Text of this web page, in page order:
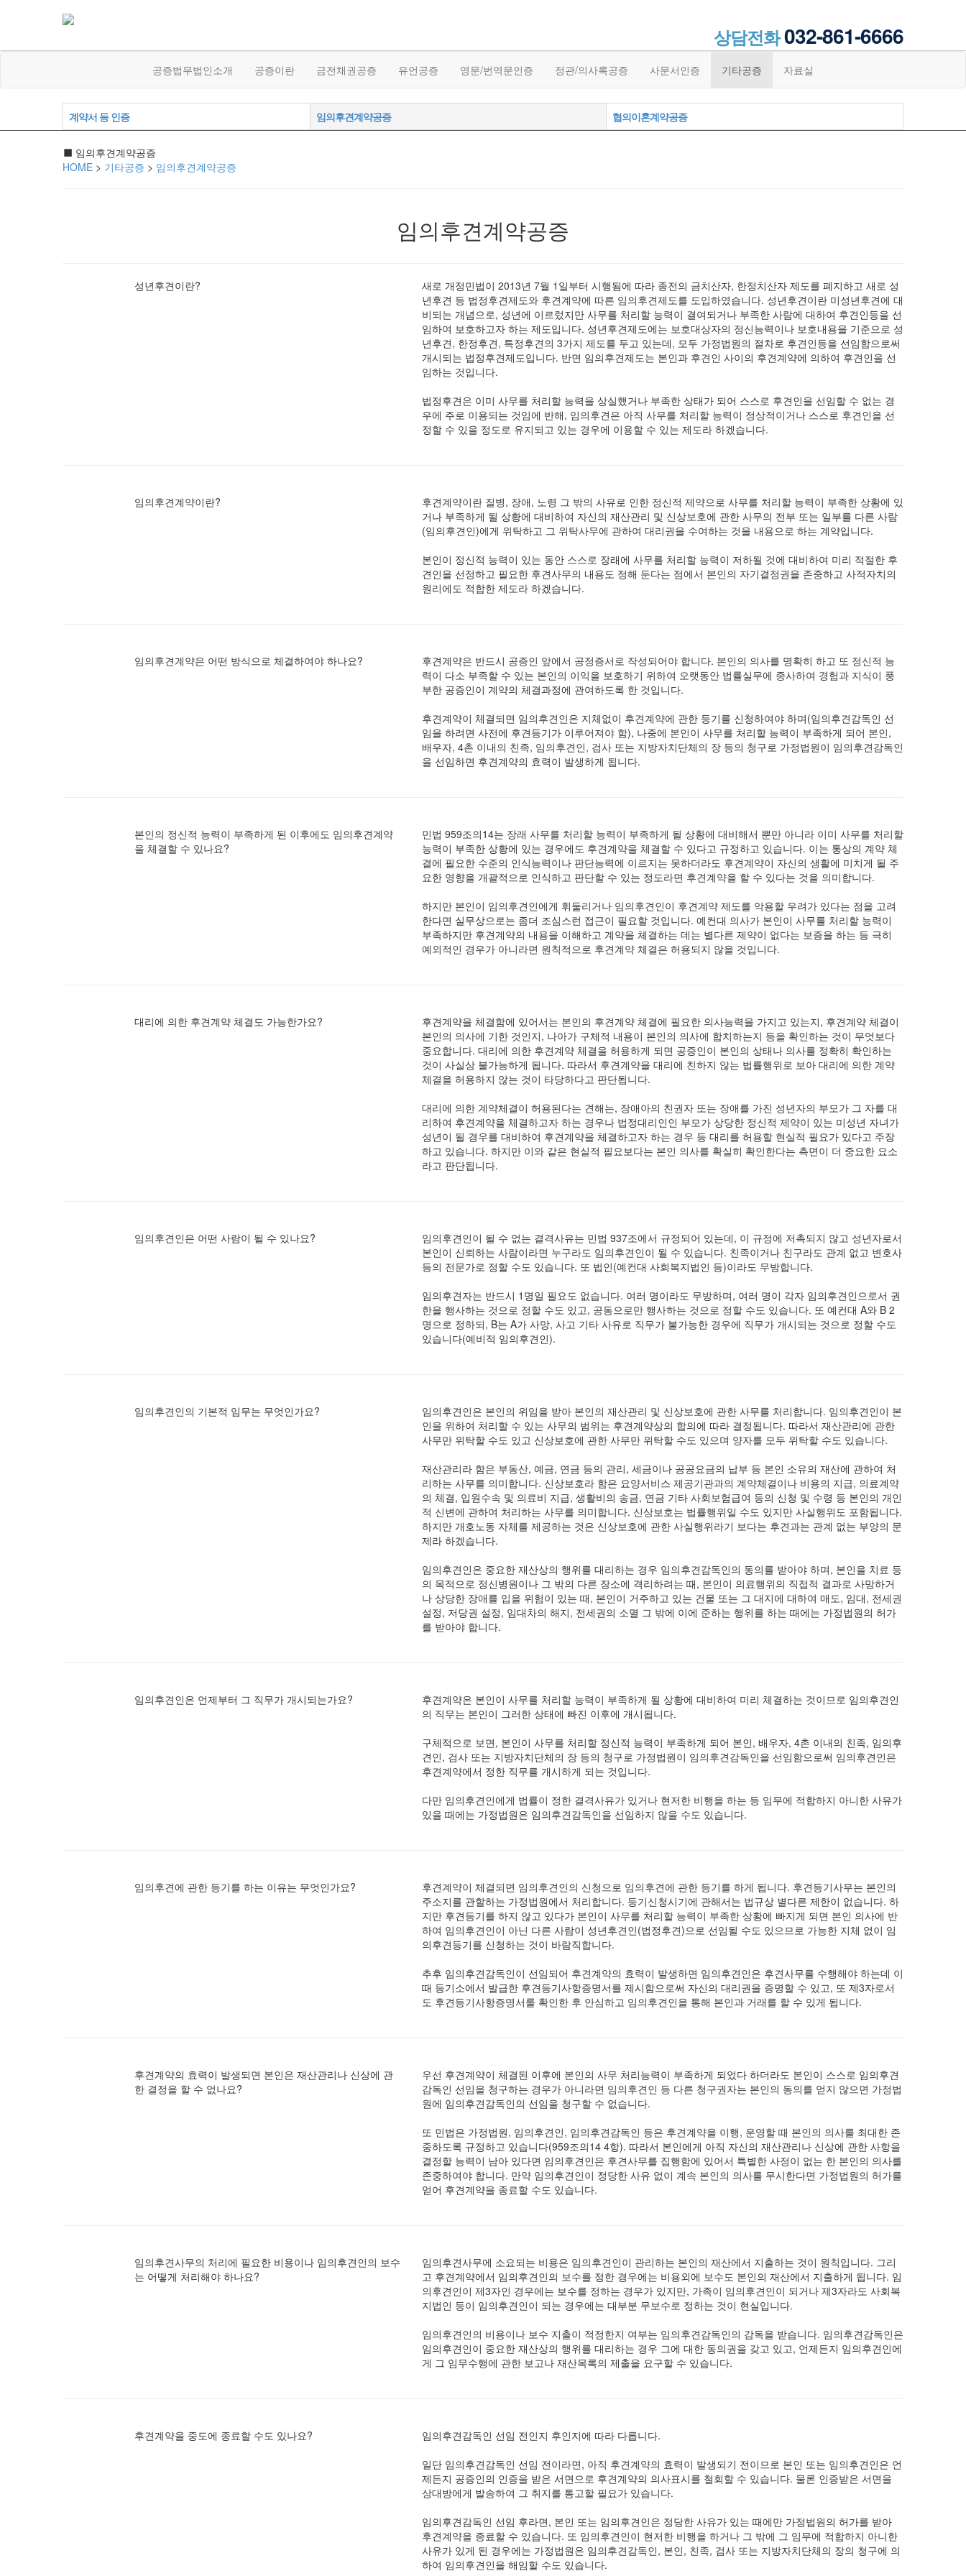
상담전화032-861-6666
공증법무법인소개 공증이란 금전채권공증 유언공증 영문/번역문인증 정관/의사록공증 사문서인증 기타공증 자료실
계약서 등 인증 임의후견계약공증 협의이혼계약공증
임의후견계약공증
HOME > 기타공증 > 임의후견계약공증
임의후견계약공증
성년후견이란?
새로 개정민법이 2013년 7월 1일부터 시행됨에 따라 종전의 금치산자, 한정치산자 제도를 폐지하고 새로 성
년후견 등 법정후견제도와 후견계약에 따른 임의후견제도를 도입하였습니다. 성년후견이란 미성년후견에 대
비되는 개념으로, 성년에 이르렀지만 사무를 처리할 능력이 결여되거나 부족한 사람에 대하여 후견인등을 선
임하여 보호하고자 하는 제도입니다. 성년후견제도에는 보호대상자의 정신능력이나 보호내용을 기준으로 성
년후견, 한정후견, 특정후견의 3가지 제도를 두고 있는데, 모두 가정법원의 절차로 후견인등을 선임함으로써
개시되는 법정후견제도입니다. 반면 임의후견제도는 본인과 후견인 사이의 후견계약에 의하여 후견인을 선
임하는 것입니다.
법정후견은 이미 사무를 처리할 능력을 상실했거나 부족한 상태가 되어 스스로 후견인을 선임할 수 없는 경
우에 주로 이용되는 것임에 반해, 임의후견은 아직 사무를 처리할 능력이 정상적이거나 스스로 후견인을 선
정할 수 있을 정도로 유지되고 있는 경우에 이용할 수 있는 제도라 하겠습니다.
임의후견계약이란?
후견계약이란 질병, 장애, 노령 그 밖의 사유로 인한 정신적 제약으로 사무를 처리할 능력이 부족한 상황에 있
거나 부족하게 될 상황에 대비하여 자신의 재산관리 및 신상보호에 관한 사무의 전부 또는 일부를 다른 사람
(임의후견인)에게 위탁하고 그 위탁사무에 관하여 대리권을 수여하는 것을 내용으로 하는 계약입니다.
본인이 정신적 능력이 있는 동안 스스로 장래에 사무를 처리할 능력이 저하될 것에 대비하여 미리 적절한 후
견인을 선정하고 필요한 후견사무의 내용도 정해 둔다는 점에서 본인의 자기결정권을 존중하고 사적자치의
원리에도 적합한 제도라 하겠습니다.
임의후견계약은 어떤 방식으로 체결하여야 하나요?
후견계약은 반드시 공증인 앞에서 공정증서로 작성되어야 합니다. 본인의 의사를 명확히 하고 또 정신적 능
력이 다소 부족할 수 있는 본인의 이익을 보호하기 위하여 오랫동안 법률실무에 종사하여 경험과 지식이 풍
부한 공증인이 계약의 체결과정에 관여하도록 한 것입니다.
후견계약이 체결되면 임의후견인은 지체없이 후견계약에 관한 등기를 신청하여야 하며(임의후견감독인 선
임을 하려면 사전에 후견등기가 이루어져야 함), 나중에 본인이 사무를 처리할 능력이 부족하게 되어 본인,
배우자, 4촌 이내의 친족, 임의후견인, 검사 또는 지방자치단체의 장 등의 청구로 가정법원이 임의후견감독인
을 선임하면 후견계약의 효력이 발생하게 됩니다.
본인의 정신적 능력이 부족하게 된 이후에도 임의후견계약
을 체결할 수 있나요?
민법 959조의14는 장래 사무를 처리할 능력이 부족하게 될 상황에 대비해서 뿐만 아니라 이미 사무를 처리할
능력이 부족한 상황에 있는 경우에도 후견계약을 체결할 수 있다고 규정하고 있습니다. 이는 통상의 계약 체
결에 필요한 수준의 인식능력이나 판단능력에 이르지는 못하더라도 후견계약이 자신의 생활에 미치게 될 주
요한 영향을 개괄적으로 인식하고 판단할 수 있는 정도라면 후견계약을 할 수 있다는 것을 의미합니다.
하지만 본인이 임의후견인에게 휘둘리거나 임의후견인이 후견계약 제도를 악용할 우려가 있다는 점을 고려
한다면 실무상으로는 좀더 조심스런 접근이 필요할 것입니다. 예컨대 의사가 본인이 사무를 처리할 능력이
부족하지만 후견계약의 내용을 이해하고 계약을 체결하는 데는 별다른 제약이 없다는 보증을 하는 등 극히
예외적인 경우가 아니라면 원칙적으로 후견계약 체결은 허용되지 않을 것입니다.
대리에 의한 후견계약 체결도 가능한가요?
후견계약을 체결함에 있어서는 본인의 후견계약 체결에 필요한 의사능력을 가지고 있는지, 후견계약 체결이
본인의 의사에 기한 것인지, 나아가 구체적 내용이 본인의 의사에 합치하는지 등을 확인하는 것이 무엇보다
중요합니다. 대리에 의한 후견계약 체결을 허용하게 되면 공증인이 본인의 상태나 의사를 정확히 확인하는
것이 사실상 불가능하게 됩니다. 따라서 후견계약을 대리에 친하지 않는 법률행위로 보아 대리에 의한 계약
체결을 허용하지 않는 것이 타당하다고 판단됩니다.
대리에 의한 계약체결이 허용된다는 견해는, 장애아의 친권자 또는 장애를 가진 성년자의 부모가 그 자를 대
리하여 후견계약을 체결하고자 하는 경우나 법정대리인인 부모가 상당한 정신적 제약이 있는 미성년 자녀가
성년이 될 경우를 대비하여 후견계약을 체결하고자 하는 경우 등 대리를 허용할 현실적 필요가 있다고 주장
하고 있습니다. 하지만 이와 같은 현실적 필요보다는 본인 의사를 확실히 확인한다는 측면이 더 중요한 요소
라고 판단됩니다.
임의후견인은 어떤 사람이 될 수 있나요?
임의후견인이 될 수 없는 결격사유는 민법 937조에서 규정되어 있는데, 이 규정에 저촉되지 않고 성년자로서
본인이 신뢰하는 사람이라면 누구라도 임의후견인이 될 수 있습니다. 친족이거나 친구라도 관계 없고 변호사
등의 전문가로 정할 수도 있습니다. 또 법인(예컨대 사회복지법인 등)이라도 무방합니다.
임의후견자는 반드시 1명일 필요도 없습니다. 여러 명이라도 무방하며, 여러 명이 각자 임의후견인으로서 권
한을 행사하는 것으로 정할 수도 있고, 공동으로만 행사하는 것으로 정할 수도 있습니다. 또 예컨대 A와 B 2
명으로 정하되, B는 A가 사망, 사고 기타 사유로 직무가 불가능한 경우에 직무가 개시되는 것으로 정할 수도
있습니다(예비적 임의후견인).
임의후견인의 기본적 임무는 무엇인가요?
임의후견인은 본인의 위임을 받아 본인의 재산관리 및 신상보호에 관한 사무를 처리합니다. 임의후견인이 본
인을 위하여 처리할 수 있는 사무의 범위는 후견계약상의 합의에 따라 결정됩니다. 따라서 재산관리에 관한
사무만 위탁할 수도 있고 신상보호에 관한 사무만 위탁할 수도 있으며 양자를 모두 위탁할 수도 있습니다.
재산관리라 함은 부동산, 예금, 연금 등의 관리, 세금이나 공공요금의 납부 등 본인 소유의 재산에 관하여 처
리하는 사무를 의미합니다. 신상보호라 함은 요양서비스 제공기관과의 계약체결이나 비용의 지급, 의료계약
의 체결, 입원수속 및 의료비 지급, 생활비의 송금, 연금 기타 사회보험급여 등의 신청 및 수령 등 본인의 개인
적 신변에 관하여 처리하는 사무를 의미합니다. 신상보호는 법률행위일 수도 있지만 사실행위도 포함됩니다.
하지만 개호노동 자체를 제공하는 것은 신상보호에 관한 사실행위라기 보다는 후견과는 관계 없는 부양의 문
제라 하겠습니다.
임의후견인은 중요한 재산상의 행위를 대리하는 경우 임의후견감독인의 동의를 받아야 하며, 본인을 치료 등
의 목적으로 정신병원이나 그 밖의 다른 장소에 격리하려는 때, 본인이 의료행위의 직접적 결과로 사망하거
나 상당한 장애를 입을 위험이 있는 때, 본인이 거주하고 있는 건물 또는 그 대지에 대하여 매도, 임대, 전세권
설정, 저당권 설정, 임대차의 해지, 전세권의 소멸 그 밖에 이에 준하는 행위를 하는 때에는 가정법원의 허가
를 받아야 합니다.
임의후견인은 언제부터 그 직무가 개시되는가요?
후견계약은 본인이 사무를 처리할 능력이 부족하게 될 상황에 대비하여 미리 체결하는 것이므로 임의후견인
의 직무는 본인이 그러한 상태에 빠진 이후에 개시됩니다.
구체적으로 보면, 본인이 사무를 처리할 정신적 능력이 부족하게 되어 본인, 배우자, 4촌 이내의 친족, 임의후
견인, 검사 또는 지방자치단체의 장 등의 청구로 가정법원이 임의후견감독인을 선임함으로써 임의후견인은
후견계약에서 정한 직무를 개시하게 되는 것입니다.
다만 임의후견인에게 법률이 정한 결격사유가 있거나 현저한 비행을 하는 등 임무에 적합하지 아니한 사유가
있을 때에는 가정법원은 임의후견감독인을 선임하지 않을 수도 있습니다.
임의후견에 관한 등기를 하는 이유는 무엇인가요?
후견계약이 체결되면 임의후견인의 신청으로 임의후견에 관한 등기를 하게 됩니다. 후견등기사무는 본인의
주소지를 관할하는 가정법원에서 처리합니다. 등기신청시기에 관해서는 법규상 별다른 제한이 없습니다. 하
지만 후견등기를 하지 않고 있다가 본인이 사무를 처리할 능력이 부족한 상황에 빠지게 되면 본인 의사에 반
하여 임의후견인이 아닌 다른 사람이 성년후견인(법정후견)으로 선임될 수도 있으므로 가능한 지체 없이 임
의후견등기를 신청하는 것이 바람직합니다.
추후 임의후견감독인이 선임되어 후견계약의 효력이 발생하면 임의후견인은 후견사무를 수행해야 하는데 이
때 등기소에서 발급한 후견등기사항증명서를 제시함으로써 자신의 대리권을 증명할 수 있고, 또 제3자로서
도 후견등기사항증명서룰 확인한 후 안심하고 임의후견인을 통해 본인과 거래를 할 수 있게 됩니다.
후견계약의 효력이 발생되면 본인은 재산관리나 신상에 관
한 결정을 할 수 없나요?
우선 후견계약이 체결된 이후에 본인의 사무 처리능력이 부족하게 되었다 하더라도 본인이 스스로 임의후견
감독인 선임을 청구하는 경우가 아니라면 임의후견인 등 다른 청구권자는 본인의 동의를 얻지 않으면 가정법
원에 임의후견감독인의 선임을 청구할 수 없습니다.
또 민법은 가정법원, 임의후견인, 임의후견감독인 등은 후견계약을 이행, 운영할 때 본인의 의사를 최대한 존
중하도록 규정하고 있습니다(959조의14 4항). 따라서 본인에게 아직 자신의 재산관리나 신상에 관한 사항을
결정할 능력이 남아 있다면 임의후견인은 후견사무를 집행함에 있어서 특별한 사정이 없는 한 본인의 의사를
존중하여야 합니다. 만약 임의후견인이 정당한 사유 없이 계속 본인의 의사를 무시한다면 가정법원의 허가를
얻어 후견계약을 종료할 수도 있습니다.
임의후견사무의 처리에 필요한 비용이나 임의후견인의 보수
는 어떻게 처리해야 하나요?
임의후견사무에 소요되는 비용은 임의후견인이 관리하는 본인의 재산에서 지출하는 것이 원칙입니다. 그리
고 후견계약에서 임의후견인의 보수를 정한 경우에는 비용외에 보수도 본인의 재산에서 지출하게 됩니다. 임
의후견인이 제3자인 경우에는 보수를 정하는 경우가 있지만, 가족이 임의후견인이 되거나 제3자라도 사회복
지법인 등이 임의후견인이 되는 경우에는 대부분 무보수로 정하는 것이 현실입니다.
임의후견인의 비용이나 보수 지출이 적정한지 여부는 임의후견감독인의 감독을 받습니다. 임의후견감독인은
임의후견인이 중요한 재산상의 행위를 대리하는 경우 그에 대한 동의권을 갖고 있고, 언제든지 임의후견인에
게 그 임무수행에 관한 보고나 재산목록의 제출을 요구할 수 있습니다.
후견계약을 중도에 종료할 수도 있나요?
임의후견감독인 선임 전인지 후인지에 따라 다릅니다.
일단 임의후견감독인 선임 전이라면, 아직 후견계약의 효력이 발생되기 전이므로 본인 또는 임의후견인은 언
제든지 공증인의 인증을 받은 서면으로 후견계약의 의사표시를 철회할 수 있습니다. 물론 인증받은 서면을
상대방에게 발송하여 그 취지를 통고할 필요가 있습니다.
임의후견감독인 선임 후라면, 본인 또는 임의후견인은 정당한 사유가 있는 때에만 가정법원의 허가를 받아
후견계약을 종료할 수 있습니다. 또 임의후견인이 현저한 비행을 하거나 그 밖에 그 임무에 적합하지 아니한
사유가 있게 된 경우에는 가정법원은 임의후견감독인, 본인, 친족, 검사 또는 지방자치단체의 장의 청구에 의
하여 임의후견인을 해임할 수도 있습니다.